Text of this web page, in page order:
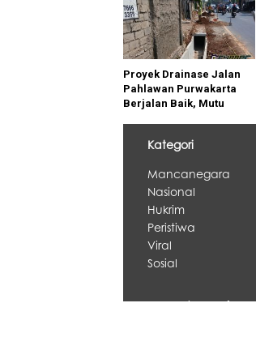
Proyek Drainase Jalan
Pahlawan Purwakarta
Berjalan Baik, Mutu
Kategori
Mancanegara
Nasional
Hukrim
Peristiwa
Viral
Sosial
Redaksi •Info